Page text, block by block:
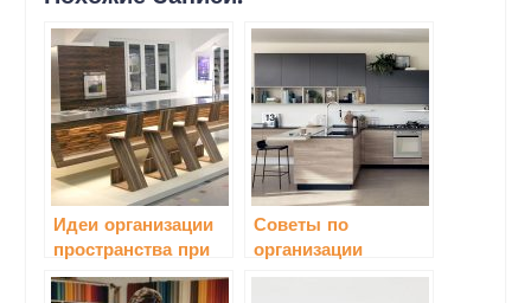
Идеи организации
пространства при
помощи кухонной
Советы по
организации
рабочего